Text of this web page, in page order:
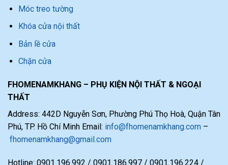
Móc treo tường
Khóa cửa nội thất
Bản lề cửa
Chặn cửa
FHOMENAMKHANG – PHỤ KIỆN NỘI THẤT & NGOẠI
THẤT
Address: 442D Nguyễn Sơn, Phường Phú Thọ Hoà, Quận Tân
Phú, TP. Hồ Chí Minh Email: info@fhomenamkhang.com –
fhomenamkhang@gmail.com
Hotline: 0901.196.992 / 0901.186.997 / 0901.196.224 /